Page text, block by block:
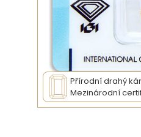
Přírodní drahý
Mezinárodní